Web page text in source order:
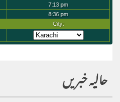
حالیہ خبریں